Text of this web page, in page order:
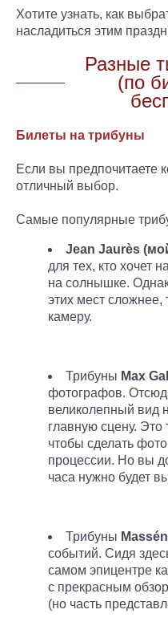
Хотите узнать, как
насладиться этим
Разные
(по
Билеты на трибуны
Если вы предпочитаете
отличный выбор.
Самые популярные
Jean Jaurès
для тех, кто хочет
на солнышке.
этих мест сложнее,
камеру.
Трибуны Max
фотографов.
великолепный вид
главную сцену. Это
чтобы сделать
процессии. Но вы
часа нужно будет
Трибуны
событий. Сидя
самом эпицентре
с прекрасным
(но часть